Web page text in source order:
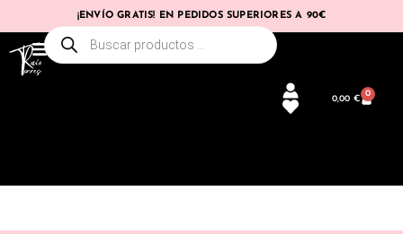
¡ENVÍO GRATIS! EN PEDIDOS SUPERIORES A 90€
0,00 € 0